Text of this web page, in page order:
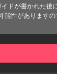
ドが書かれた後
性がありますの